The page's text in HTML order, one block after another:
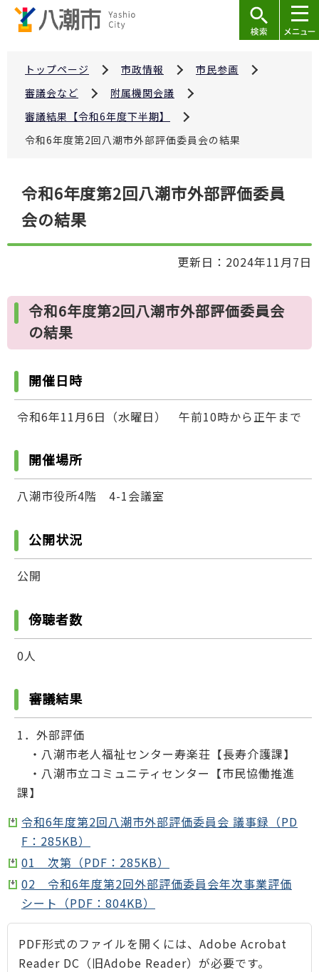
トップページ 市政情報
市民参画
審議会など
附属機関会議
審議結果【令和6年度下半期】
令和6年度第2回八潮市外部評価委員会の結果
令和6年度第2回八潮市外部評価委員
会の結果
更新日：2024年11月7日
令和6年度第2回八潮市外部評価委員会
の結果
開催日時
令和6年11月6日（水曜日） 午前10時から正午まで
開催場所
八潮市役所4階 4-1会議室
公開状況
公開
傍聴者数
0人
審議結果
1．外部評価
・八潮市老人福祉センター寿楽荘【長寿介護課】
・八潮市立コミュニティセンター【市民協働推進
課】
令和6年度第2回八潮市外部評価委員会 議事録（PD
F：285KB）
01 次第（PDF：285KB）
02 令和6年度第2回外部評価委員会年次事業評価
シート（PDF：804KB）
PDF形式のファイルを開くには、Adobe Acrobat
Reader DC（旧Adobe Reader）が必要です。